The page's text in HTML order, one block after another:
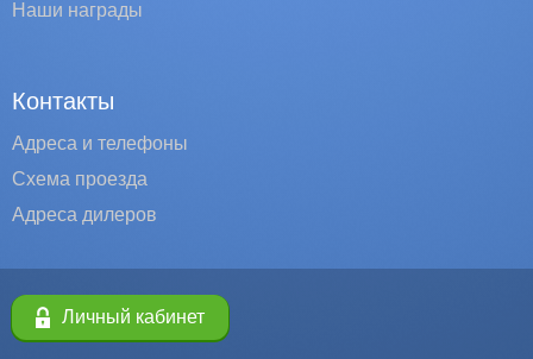
Наши награды
Контакты
Адреса и телефоны
Схема проезда
Адреса дилеров
Личный кабинет